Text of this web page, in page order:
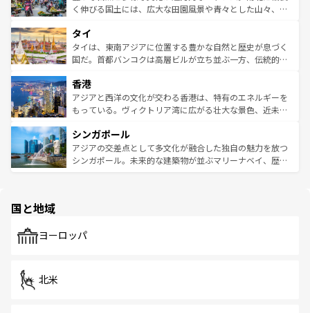
照してほしい。
まで、さまざまな韓国料理が待っている。夜には、韓国な
リティに包まれながら、韓国の多彩な魅力を心ゆくまで味
わってみてほしい。 なお、新着の韓国情報はコンテンツ一
覧を参照してほしい。
く伸びる国土には、広大な田園風景や青々とした山々、世
急速な発展と共に伝統が息づく。ハノイの古い町並みやホ
ーチミン市のフランス統治時代の建物も、独特の雰囲気を
醸し出している。また、バラエティの豊かさとおいしさで
とつ。フォーやバインミー、ベトナムコーヒーなどは、ぜ
ひ現地で味わいたい。どの地域を訪れてもあたたかい人々
が旅行者を迎えてくれるので、きっと忘れられない旅にな
参照してほしい。
タイ
タイは、東南アジアに位置する豊かな自然と歴史が息づく
国だ。首都バンコクは高層ビルが立ち並ぶ一方、伝統的な
の活気が交差している。北部ではチェンマイなどの山岳地
帯で自然と触れ合い、南部ではプーケットやクラビの美し
いビーチでリゾート気分を楽しむことができる。タイ料理
激する。気候は一年中温暖で、どの季節にも異なる楽しみ
が待っている。親しみやすいタイの人々、仏教を中心とし
た文化、そして多様な観光資源が、訪れる旅人を魅了し続
香港
アジアと西洋の文化が交わる香港は、特有のエネルギーを
もっている。ヴィクトリア湾に広がる壮大な景色、近未来
み、どこを訪れても感動するはず。観光スポットが密集し
ており、効率よく見どころを回れるのも魅力。息をのむよ
うな絶景から文化的な体験まで、香港を存分に楽しみ尽く
シンガポール
アジアの交差点として多文化が融合した独自の魅力を放つ
シンガポール。未来的な建築物が並ぶマリーナベイ、歴史
で、ホーカーズは地元の風情を楽しめる外せないスポット
国と地域
ヨーロッパ
北米